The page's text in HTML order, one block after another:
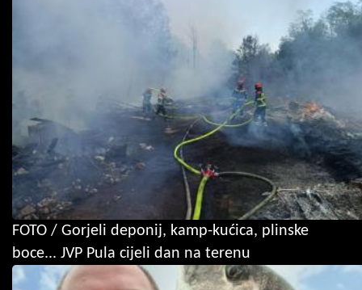
FOTO / Gorjeli deponij, kamp-kućica, plinske
boce... JVP Pula cijeli dan na terenu